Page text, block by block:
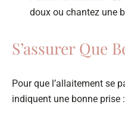
doux ou chantez une
S’assurer Que
Pour que l’allaitement se
indiquent une bonne prise :